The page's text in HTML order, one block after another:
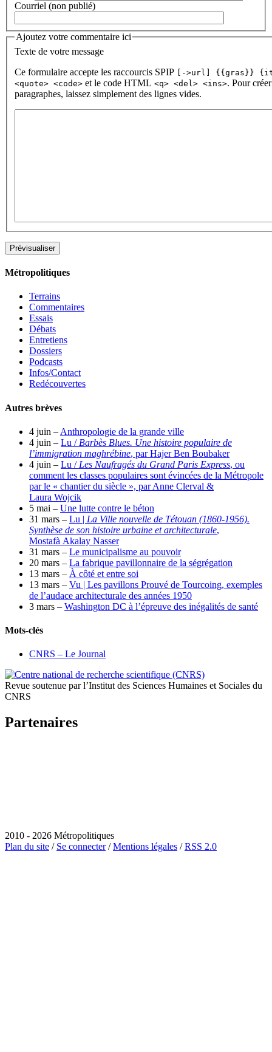
Courriel (non publié)
Ajoutez votre commentaire ici
Texte de votre message
Ce formulaire accepte les raccourcis SPIP
[->url] {{gras}}
<quote> <code> et le code HTML <q> <del> <ins>. Pour
paragraphes, laissez simplement des lignes vides.
Métropolitiques
Terrains
Commentaires
Essais
Débats
Entretiens
Dossiers
Podcasts
Infos/Contact
Redécouvertes
Autres brèves
4 juin – Anthropologie de la grande ville
4 juin – Lu / Barbès Blues. Une histoire populaire de
l’immigration maghrébine, par Hajer Ben Boubaker
4 juin – Lu / Les Naufragés du Grand Paris Express, ou
comment les classes populaires sont évincées de la Métropole
par le « chantier du siècle », par Anne Clerval &
Laura Wojcik
5 mai – Une lutte contre le béton
31 mars – Lu | La Ville nouvelle de Tétouan (1860-1956).
Synthèse de son histoire urbaine et architecturale,
Mostafà Akalay Nasser
31 mars – Le municipalisme au pouvoir
20 mars – La fabrique pavillonnaire de la ségrégation
13 mars – À côté et entre soi
13 mars – Vu | Les pavillons Prouvé de Tourcoing, exemples
de l’audace architecturale des années 1950
3 mars – Washington DC à l’épreuve des inégalités de santé
Mots-clés
CNRS – Le Journal
Revue soutenue par l’Institut des Sciences Humaines et Sociales du
CNRS
Partenaires
2010 - 2026 Métropolitiques
Plan du site / Se connecter/Mentions légales /RSS 2.0